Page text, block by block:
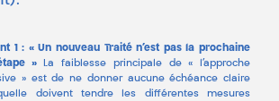
1 : « Un nouveau Traité n’est pas la prochaine
»La faiblesse principale de « l’approche
» est de ne donner aucune échéance claire
doivent tendre les différentes mesures